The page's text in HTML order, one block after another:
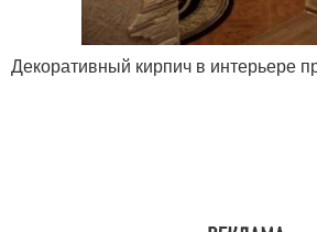
Декоративный кирпич в интерьере